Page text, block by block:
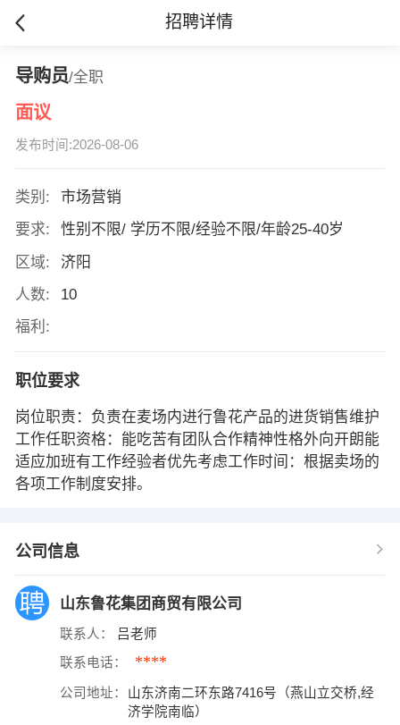
招聘详情
导购员/全职
面议
发布时间:2026-08-06
类别:
市场营销
要求:
性别不限/ 学历不限/经验不限/年龄25-40岁
区域:
济阳
人数:
10
福利:
职位要求
岗位职责：负责在麦场内进行鲁花产品的进货销售维护
工作任职资格：能吃苦有团队合作精神性格外向开朗能
适应加班有工作经验者优先考虑工作时间：根据卖场的
各项工作制度安排。
公司信息
山东鲁花集团商贸有限公司
联系人： 吕老师
联系电话： ****
公司地址：
山东济南二环东路7416号（燕山立交桥,经
济学院南临）